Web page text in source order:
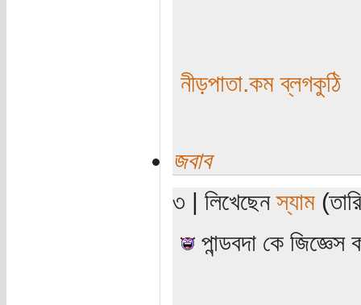
নীড়পাতা.কম ব্লগকুঠি
জবাব
৩ | লিখেছেনস্যাম
পান্ডবদা কে জিজ্ঞেস